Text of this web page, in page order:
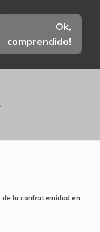
Ok,
comprendido!
la confraternidad en